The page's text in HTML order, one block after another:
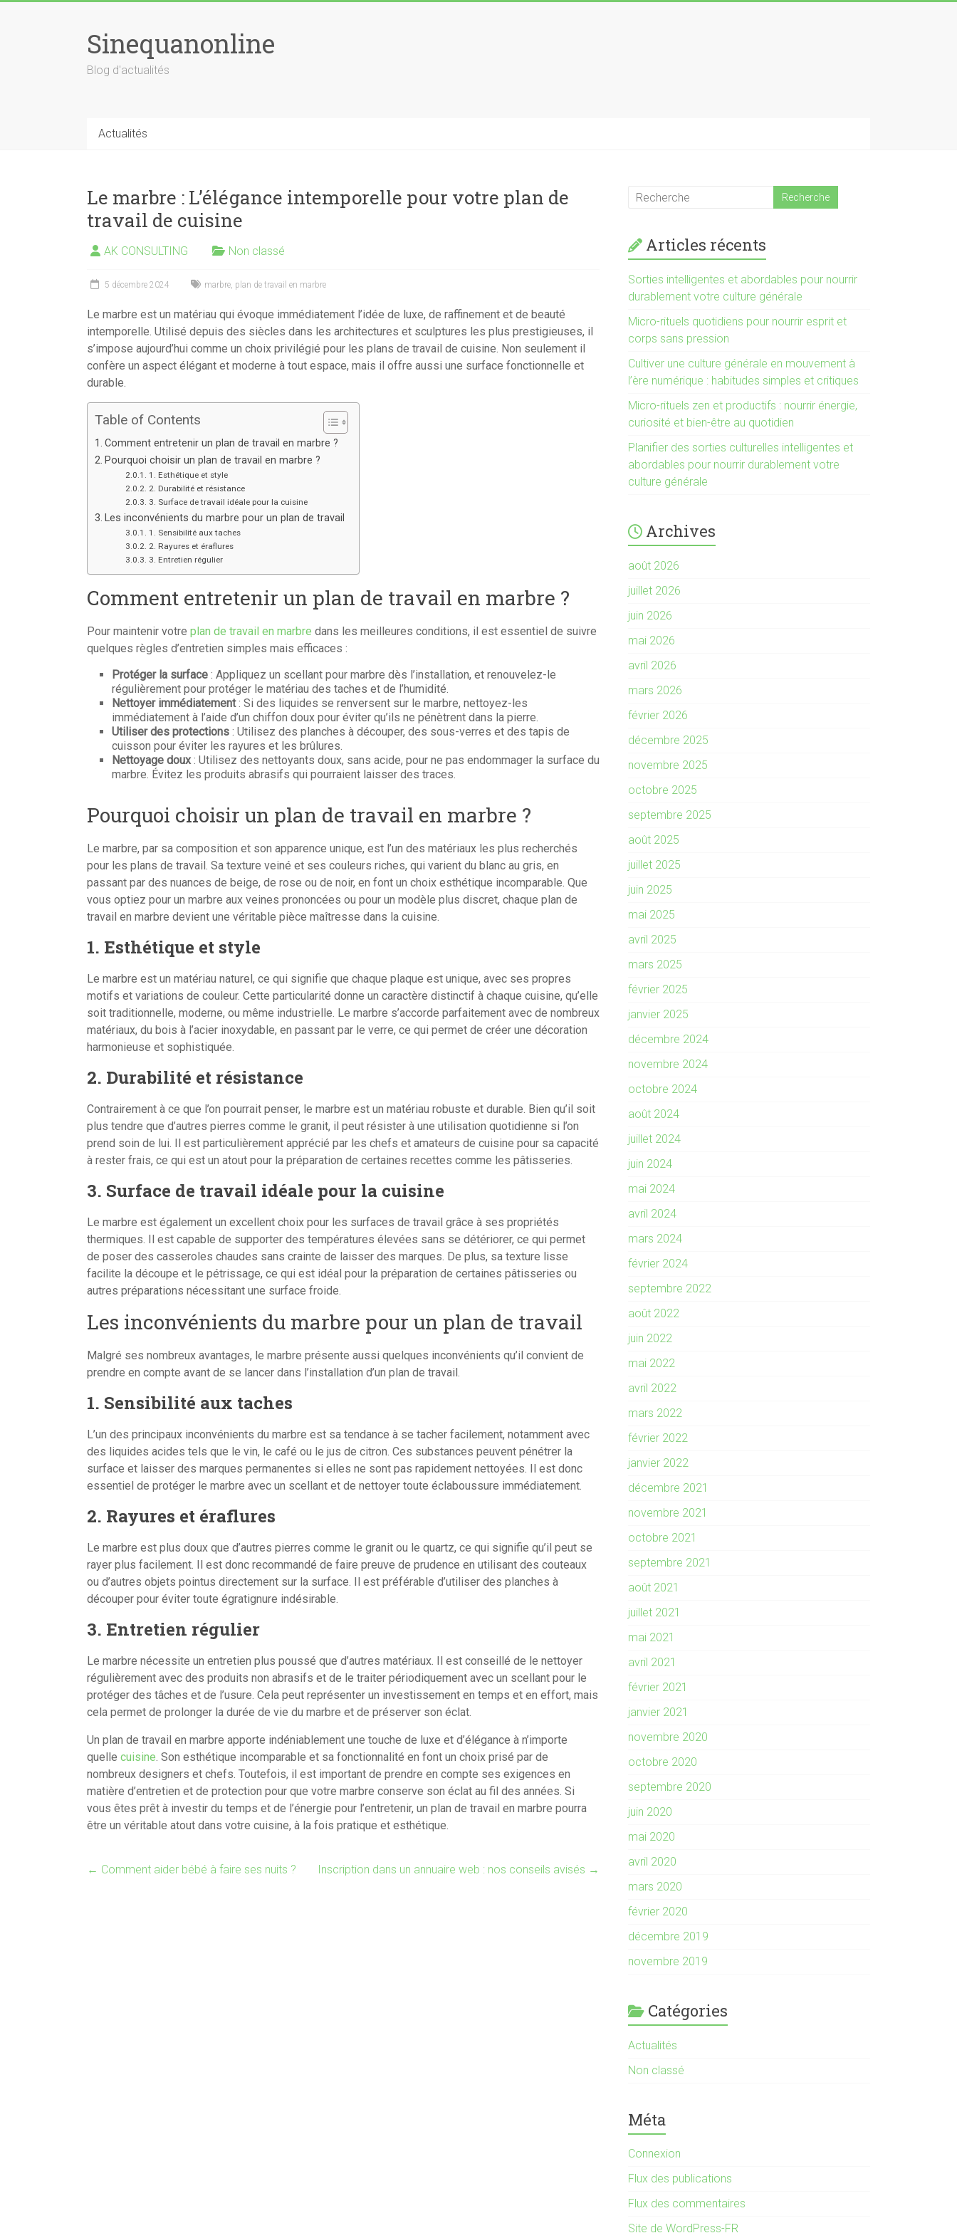
Sinequanonline
Blog d'actualités
Actualités
Le marbre : L’élégance intemporelle pour votre plan de
travail de cuisine
AK CONSULTING Non classé
5 décembre 2024 marbre, plan de travail en marbre
Le marbre est un matériau qui évoque immédiatement l’idée de luxe, de raffinement et de beauté
intemporelle. Utilisé depuis des siècles dans les architectures et sculptures les plus prestigieuses, il
s’impose aujourd’hui comme un choix privilégié pour les plans de travail de cuisine. Non seulement il
confère un aspect élégant et moderne à tout espace, mais il offre aussi une surface fonctionnelle et
durable.
Table of Contents
Comment entretenir un plan de travail en marbre ?
Pourquoi choisir un plan de travail en marbre ?
1. Esthétique et style
2. Durabilité et résistance
3. Surface de travail idéale pour la cuisine
Les inconvénients du marbre pour un plan de travail
1. Sensibilité aux taches
2. Rayures et éraflures
3. Entretien régulier
Comment entretenir un plan de travail en marbre ?
Pour maintenir votre plan de travail en marbre dans les meilleures conditions, il est essentiel de suivre
quelques règles d’entretien simples mais efficaces :
Protéger la surface : Appliquez un scellant pour marbre dès l’installation, et renouvelez-le
régulièrement pour protéger le matériau des taches et de l’humidité.
Nettoyer immédiatement: Si des liquides se renversent sur le marbre, nettoyez-les
immédiatement à l’aide d’un chiffon doux pour éviter qu’ils ne pénètrent dans la pierre.
Utiliser des protections : Utilisez des planches à découper, des sous-verres et des tapis de
cuisson pour éviter les rayures et les brûlures.
Nettoyage doux: Utilisez des nettoyants doux, sans acide, pour ne pas endommager la surface du
marbre. Évitez les produits abrasifs qui pourraient laisser des traces.
Pourquoi choisir un plan de travail en marbre ?
Le marbre, par sa composition et son apparence unique, est l’un des matériaux les plus recherchés
pour les plans de travail. Sa texture veiné et ses couleurs riches, qui varient du blanc au gris, en
passant par des nuances de beige, de rose ou de noir, en font un choix esthétique incomparable. Que
vous optiez pour un marbre aux veines prononcées ou pour un modèle plus discret, chaque plan de
travail en marbre devient une véritable pièce maîtresse dans la cuisine.
1. Esthétique et style
Le marbre est un matériau naturel, ce qui signifie que chaque plaque est unique, avec ses propres
motifs et variations de couleur. Cette particularité donne un caractère distinctif à chaque cuisine, qu’elle
soit traditionnelle, moderne, ou même industrielle. Le marbre s’accorde parfaitement avec de nombreux
matériaux, du bois à l’acier inoxydable, en passant par le verre, ce qui permet de créer une décoration
harmonieuse et sophistiquée.
2. Durabilité et résistance
Contrairement à ce que l’on pourrait penser, le marbre est un matériau robuste et durable. Bien qu’il soit
plus tendre que d’autres pierres comme le granit, il peut résister à une utilisation quotidienne si l’on
prend soin de lui. Il est particulièrement apprécié par les chefs et amateurs de cuisine pour sa capacité
à rester frais, ce qui est un atout pour la préparation de certaines recettes comme les pâtisseries.
3. Surface de travail idéale pour la cuisine
Le marbre est également un excellent choix pour les surfaces de travail grâce à ses propriétés
thermiques. Il est capable de supporter des températures élevées sans se détériorer, ce qui permet
de poser des casseroles chaudes sans crainte de laisser des marques. De plus, sa texture lisse
facilite la découpe et le pétrissage, ce qui est idéal pour la préparation de certaines pâtisseries ou
autres préparations nécessitant une surface froide.
Les inconvénients du marbre pour un plan de travail
Malgré ses nombreux avantages, le marbre présente aussi quelques inconvénients qu’il convient de
prendre en compte avant de se lancer dans l’installation d’un plan de travail.
1. Sensibilité aux taches
L’un des principaux inconvénients du marbre est sa tendance à se tacher facilement, notamment avec
des liquides acides tels que le vin, le café ou le jus de citron. Ces substances peuvent pénétrer la
surface et laisser des marques permanentes si elles ne sont pas rapidement nettoyées. Il est donc
essentiel de protéger le marbre avec un scellant et de nettoyer toute éclaboussure immédiatement.
2. Rayures et éraflures
Le marbre est plus doux que d’autres pierres comme le granit ou le quartz, ce qui signifie qu’il peut se
rayer plus facilement. Il est donc recommandé de faire preuve de prudence en utilisant des couteaux
ou d’autres objets pointus directement sur la surface. Il est préférable d’utiliser des planches à
découper pour éviter toute égratignure indésirable.
3. Entretien régulier
Le marbre nécessite un entretien plus poussé que d’autres matériaux. Il est conseillé de le nettoyer
régulièrement avec des produits non abrasifs et de le traiter périodiquement avec un scellant pour le
protéger des tâches et de l’usure. Cela peut représenter un investissement en temps et en effort, mais
cela permet de prolonger la durée de vie du marbre et de préserver son éclat.
Un plan de travail en marbre apporte indéniablement une touche de luxe et d’élégance à n’importe
quelle cuisine. Son esthétique incomparable et sa fonctionnalité en font un choix prisé par de
nombreux designers et chefs. Toutefois, il est important de prendre en compte ses exigences en
matière d’entretien et de protection pour que votre marbre conserve son éclat au fil des années. Si
vous êtes prêt à investir du temps et de l’énergie pour l’entretenir, un plan de travail en marbre pourra
être un véritable atout dans votre cuisine, à la fois pratique et esthétique.
← Comment aider bébé à faire ses nuits ? Inscription dans un annuaire web : nos conseils avisés →
Articles récents
Sorties intelligentes et abordables pour nourrir
durablement votre culture générale
Micro-rituels quotidiens pour nourrir esprit et
corps sans pression
Cultiver une culture générale en mouvement à
l’ère numérique : habitudes simples et critiques
Micro-rituels zen et productifs : nourrir énergie,
curiosité et bien-être au quotidien
Planifier des sorties culturelles intelligentes et
abordables pour nourrir durablement votre
culture générale
Archives
août 2026
juillet 2026
juin 2026
mai 2026
avril 2026
mars 2026
février 2026
décembre 2025
novembre 2025
octobre 2025
septembre 2025
août 2025
juillet 2025
juin 2025
mai 2025
avril 2025
mars 2025
février 2025
janvier 2025
décembre 2024
novembre 2024
octobre 2024
août 2024
juillet 2024
juin 2024
mai 2024
avril 2024
mars 2024
février 2024
septembre 2022
août 2022
juin 2022
mai 2022
avril 2022
mars 2022
février 2022
janvier 2022
décembre 2021
novembre 2021
octobre 2021
septembre 2021
août 2021
juillet 2021
mai 2021
avril 2021
février 2021
janvier 2021
novembre 2020
octobre 2020
septembre 2020
juin 2020
mai 2020
avril 2020
mars 2020
février 2020
décembre 2019
novembre 2019
Catégories
Actualités
Non classé
Méta
Connexion
Flux des publications
Flux des commentaires
Site de WordPress-FR